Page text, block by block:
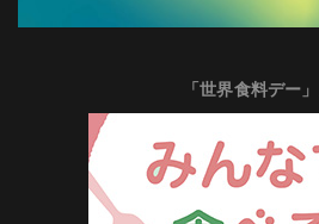
「世界食料デー